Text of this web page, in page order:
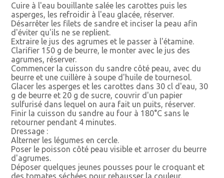
Cuire à l'eau bouillante salée les carottes puis les
asperges, les refroidir à l'eau glacée, réserver.
Désarrêter les filets de sandre et inciser la peau afin
d'éviter qu'ils ne se replient.
Extraire le jus des agrumes et le passer à l'étamine.
Clarifier 150 g de beurre, le monter avec le jus des
agrumes, réserver.
Commencer la cuisson du sandre côté peau, avec du
beurre et une cuillère à soupe d'huile de tournesol.
Glacer les asperges et les carottes dans 30 cl d'eau, 30
g de beurre et 20 g de sucre, couvrir d'un papier
sulfurisé dans lequel on aura fait un puits, réserver.
Finir la cuisson du sandre au four à 180°C sans le
retourner pendant 4 minutes.
Dressage :
Alterner les légumes en cercle.
Poser le poisson côté peau visible et arroser du beurre
d'agrumes.
Déposer quelques jeunes pousses pour le croquant et
des tomates séchées pour rehausser la couleur.